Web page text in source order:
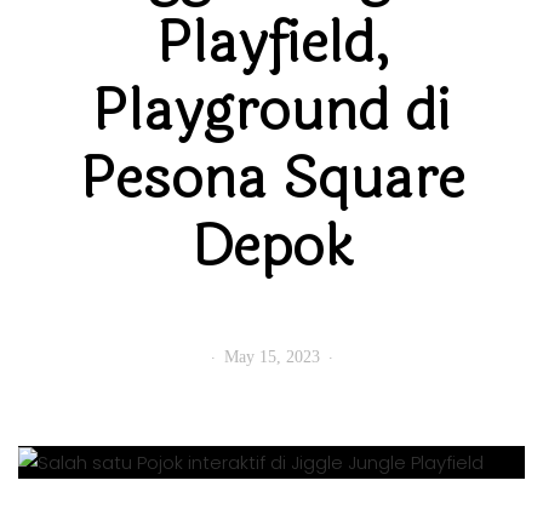
Playfield,
Playground di
Pesona Square
Depok
May 15, 2023